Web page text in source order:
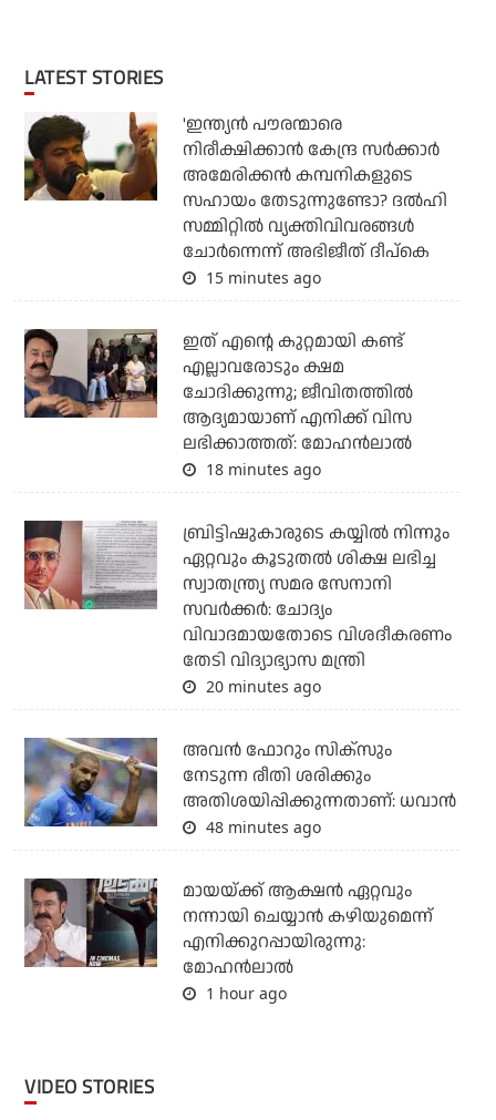
LATEST STORIES
'ഇന്ത്യന്‍ പൗരന്മാരെ
നിരീക്ഷിക്കാന്‍ കേന്ദ്ര സര്‍ക്കാര്‍
അമേരിക്കന്‍ കമ്പനികളുടെ
സഹായം തേടുന്നുണ്ടോ? ദല്‍ഹി
സമ്മിറ്റില്‍ വ്യക്തിവിവരങ്ങള്‍
ചോര്‍ന്നെന്ന് അഭിജീത് ദീപ്‌കെ
15 minutes ago
ഇത് എന്റെ കുറ്റമായി കണ്ട്
എല്ലാവരോടും ക്ഷമ
ചോദിക്കുന്നു; ജീവിതത്തിൽ
ആദ്യമായാണ് എനിക്ക് വിസ
ലഭിക്കാത്തത്: മോഹൻലാൽ
18 minutes ago
ബ്രിട്ടിഷുകാരുടെ കയ്യില്‍ നിന്നും
ഏറ്റവും കൂടുതല്‍ ശിക്ഷ ലഭിച്ച
സ്വാതന്ത്ര്യ സമര സേനാനി
സവര്‍ക്കര്‍: ചോദ്യം
വിവാദമായതോടെ വിശദീകരണം
തേടി വിദ്യാഭ്യാസ മന്ത്രി
20 minutes ago
അവന്‍ ഫോറും സിക്സും
നേടുന്ന രീതി ശരിക്കും
അതിശയിപ്പിക്കുന്നതാണ്: ധവാന്‍
48 minutes ago
മായയ്ക്ക് ആക്ഷന്‍ ഏറ്റവും
നന്നായി ചെയ്യാന്‍ കഴിയുമെന്ന്
എനിക്കുറപ്പായിരുന്നു:
മോഹന്‍ലാല്‍
1 hour ago
VIDEO STORIES